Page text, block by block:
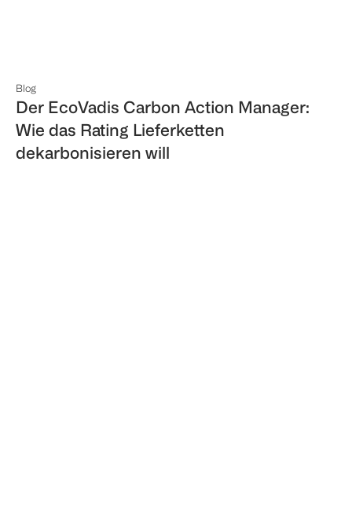
Blog
Der EcoVadis Carbon Action Manager:
Wie das Rating Lieferketten
dekarbonisieren will